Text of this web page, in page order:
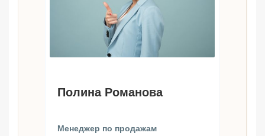
Полина Романова
Менеджер по продажам